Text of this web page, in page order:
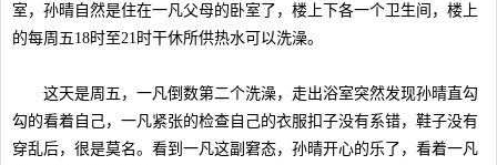
室，孙晴自然是住在一凡父母的卧室了，楼上下各一个卫生间，楼上
的每周五18时至21时干休所供热水可以洗澡。
这天是周五，一凡倒数第二个洗澡，走出浴室突然发现孙晴直勾
勾的看着自己，一凡紧张的检查自己的衣服扣子没有系错，鞋子没有
穿乱后，很是莫名。看到一凡这副窘态，孙晴开心的乐了，看着一凡